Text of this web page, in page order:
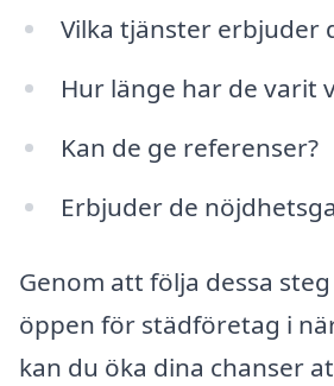
Vilka tjänster erbjuder
Hur länge har de varit
Kan de ge referenser?
Erbjuder de
Genom att följa dessa
öppen för städföretag i
kan du öka dina chanser